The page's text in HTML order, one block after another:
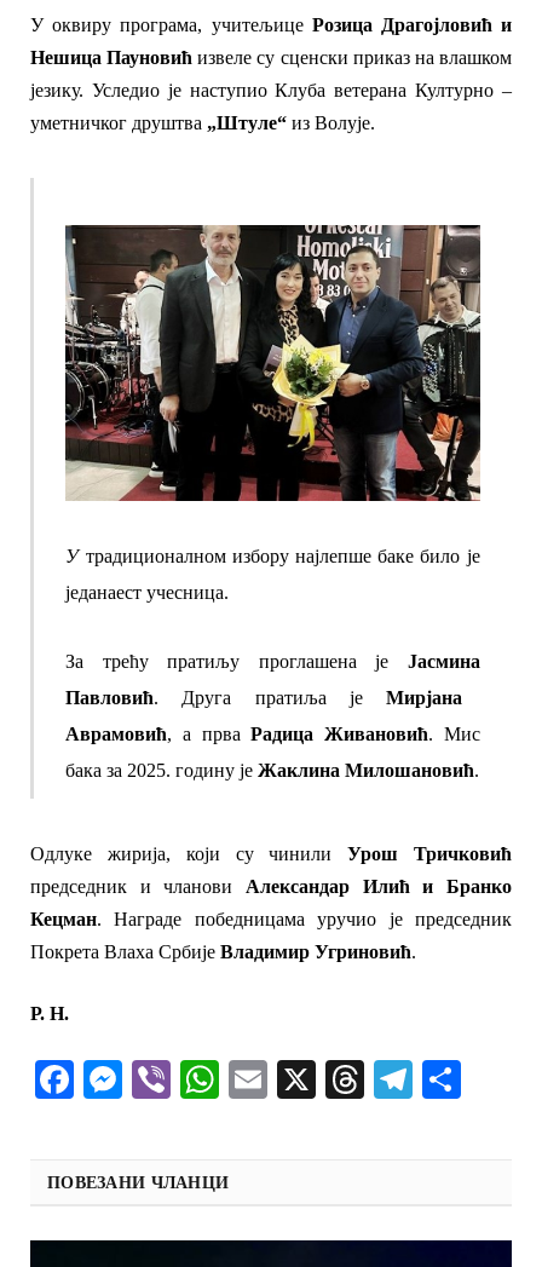
У оквиру програма, учитељице Розица Драгојловић и
Нешица Пауновић извеле су сценски приказ на влашком
језику. Уследио је наступио Клуба ветерана Културно–
уметничког друштва „Штуле“ из Волује.
У традиционалномизбору најлепше баке било је
једанаест учесница.
За трећу пратиљу проглашена је Јасмина
Павловић. Друга пратиља јеМирјана
Аврамовић, а прваРадица Живановић. Мис
бака за 2025. годину јеЖаклина Милошановић.
Одлуке жирија, који су чинили Урош Тричковић
председник и чланови Александар Илић и Бранко
Кецман.Награде победницама уручио јепредседник
Покрета Влаха Србије Владимир Угриновић.
Р. Н.
Facebook
Messenger
ViberWhatsApp
Email
X Threads
ПОВЕЗАНИ ЧЛАНЦИ